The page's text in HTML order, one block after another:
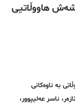
هاووڵاتیی
بە ناوەکانی
ناسر عەلیپوور،